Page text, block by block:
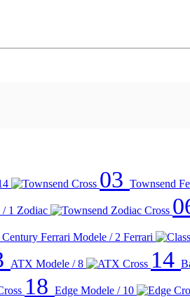
03 Townsend
1 Zodiac
Century Ferrari Modele / 2 Ferrari
ATX Modele / 8 14
18 Edge Modele / 10